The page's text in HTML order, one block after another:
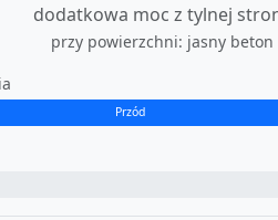
dodatkowa moc z tylnej
przy powierzchni: jasny beton
Przód